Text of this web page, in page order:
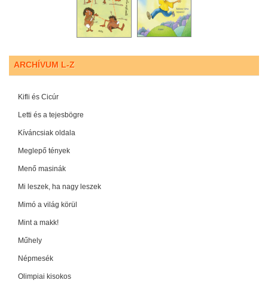
ARCHÍVUM L-Z
Kifli és Cicúr
Letti és a tejesbögre
Kíváncsiak oldala
Meglepő tények
Menő masinák
Mi leszek, ha nagy leszek
Mimó a világ körül
Mint a makk!
Műhely
Népmesék
Olimpiai kisokos